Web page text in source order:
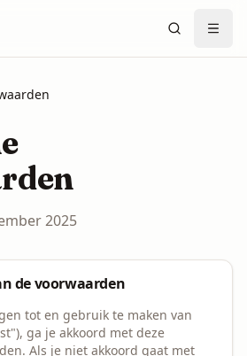
2025
de voorwaarden
tot en gebruik te maken van
ga je akkoord met deze
Als je niet akkoord gaat met